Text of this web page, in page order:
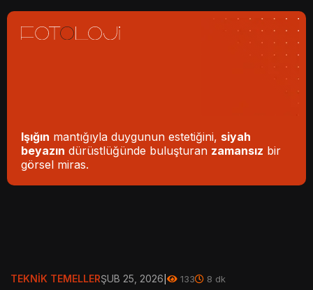
Işığın mantığıyla duygunun estetiğini, siyah
beyazın dürüstlüğünde buluşturan zamansız bir
görsel miras.
TEKNIK TEMELLERŞUB 25, 2026 133 8 dk